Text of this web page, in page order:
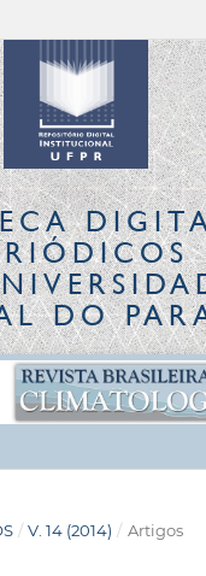
Acesso
DO
/ V. 14 (2014) / Artigos